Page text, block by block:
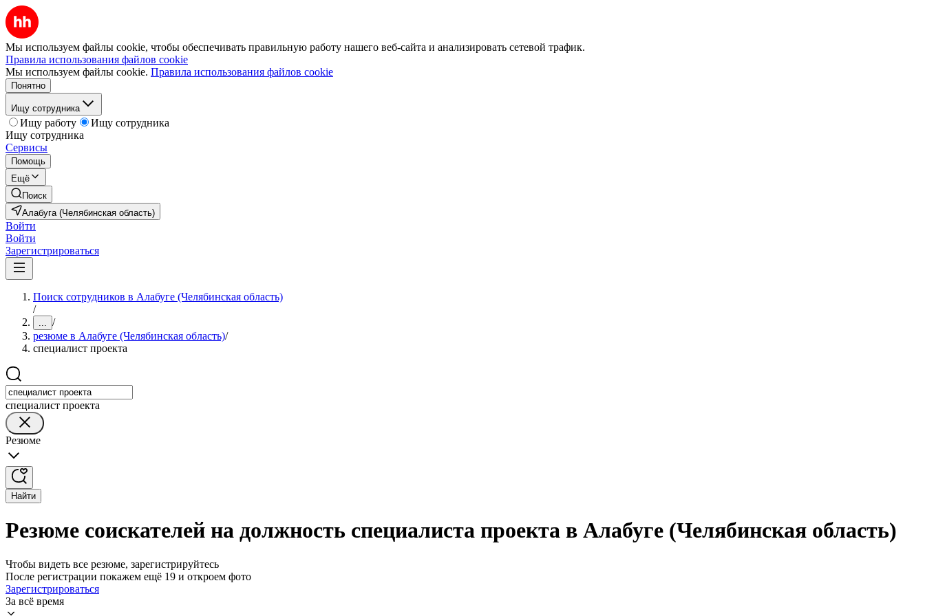
Мы используем файлы cookie, чтобы обеспечивать правильную работу нашего веб-сайта и анализировать сетевой трафик.
Правила использования файлов cookie
Мы используем файлы cookie. Правила использования файлов cookie
Понятно
Ищу сотрудника
Ищу работу
Ищу сотрудника
Ищу сотрудника
Сервисы
Помощь
Ещё
Поиск
Алабуга (Челябинская область)
Войти
Войти
Зарегистрироваться
Поиск сотрудников в Алабуге (Челябинская область)
/
... /
резюме в Алабуге (Челябинская область)/
специалист проекта
специалист проекта
Резюме
Найти
Резюме соискателей на должность специалиста проекта в Алабуге (Челябинская область)
Чтобы видеть все резюме, зарегистрируйтесь
После регистрации покажем ещё 19 и откроем фото
Зарегистрироваться
За всё время